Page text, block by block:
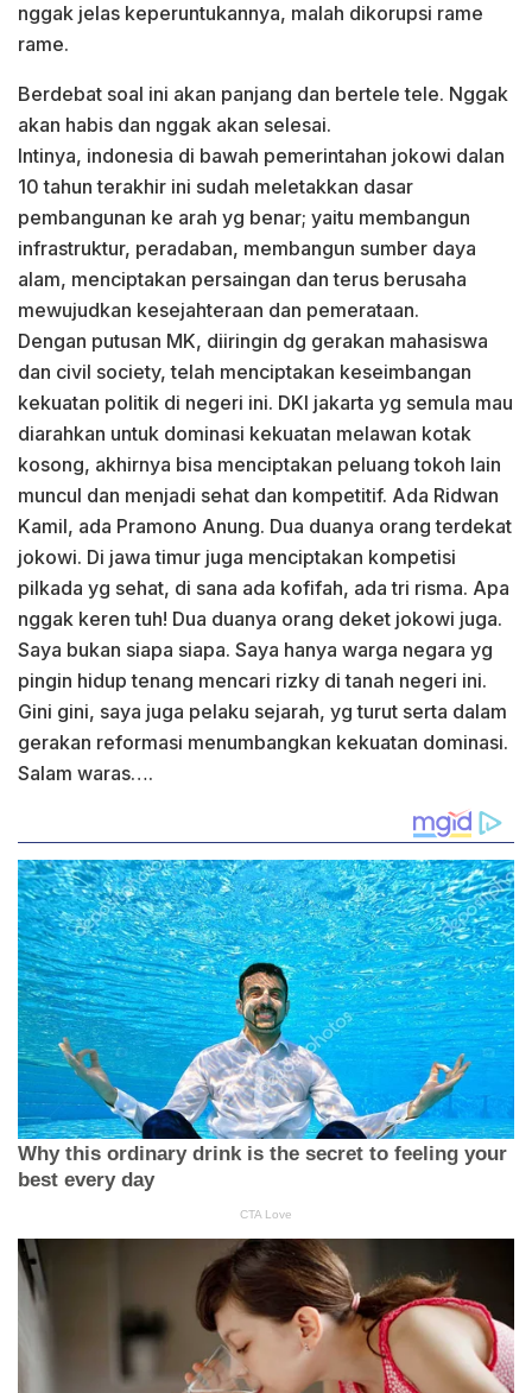
nggak jelas keperuntukannya, malah dikorupsi rame
rame.
Berdebat soal ini akan panjang dan bertele tele. Nggak
akan habis dan nggak akan selesai.
Intinya, indonesia di bawah pemerintahan jokowi dalan
10 tahun terakhir ini sudah meletakkan dasar
pembangunan ke arah yg benar; yaitu membangun
infrastruktur, peradaban, membangun sumber daya
alam, menciptakan persaingan dan terus berusaha
mewujudkan kesejahteraan dan pemerataan.
Dengan putusan MK, diiringin dg gerakan mahasiswa
dan civil society, telah menciptakan keseimbangan
kekuatan politik di negeri ini. DKI jakarta yg semula mau
diarahkan untuk dominasi kekuatan melawan kotak
kosong, akhirnya bisa menciptakan peluang tokoh lain
muncul dan menjadi sehat dan kompetitif. Ada Ridwan
Kamil, ada Pramono Anung. Dua duanya orang terdekat
jokowi. Di jawa timur juga menciptakan kompetisi
pilkada yg sehat, di sana ada kofifah, ada tri risma. Apa
nggak keren tuh! Dua duanya orang deket jokowi juga.
Saya bukan siapa siapa. Saya hanya warga negara yg
pingin hidup tenang mencari rizky di tanah negeri ini.
Gini gini, saya juga pelaku sejarah, yg turut serta dalam
gerakan reformasi menumbangkan kekuatan dominasi.
Salam waras….